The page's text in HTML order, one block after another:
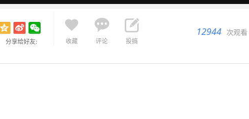
分享给好友:

收藏

评论

投搞
12944 次观看